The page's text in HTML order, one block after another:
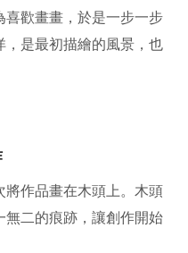
喜歡畫畫，於是一步一步
，是最初描繪的風景，也
將作品畫在木頭上。木頭
無二的痕跡，讓創作開始